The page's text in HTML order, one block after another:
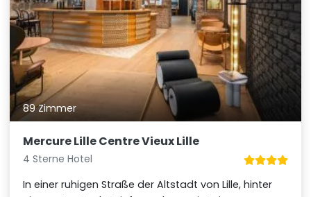
89 Zimmer
Mercure Lille Centre Vieux Lille
4 Sterne Hotel
In einer ruhigen Straße der Altstadt von Lille, hinter